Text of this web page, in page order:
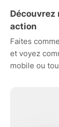
Découvrez
action
Faites
et voyez
mobile ou